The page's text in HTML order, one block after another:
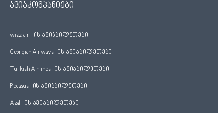
ავიაკომპანიები
wizz air -ის ავიაბილეთები
Georgian Airways -ის ავიაბილეთები
Turkish Airlines -ის ავიაბილეთები
Pegasus -ის ავიაბილეთები
Azal -ის ავიაბილეთები